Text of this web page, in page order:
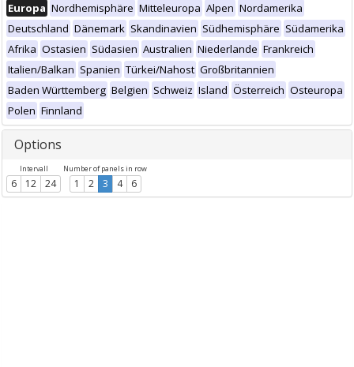
Europa Nordhemisphäre Mitteleuropa Alpen Nordamerika
Deutschland Dänemark Skandinavien Südhemisphäre Südamerika
Afrika Ostasien Südasien Australien Niederlande Frankreich
Italien/Balkan Spanien Türkei/Nahost Großbritannien
Baden Württemberg Belgien Schweiz Island Österreich Osteuropa
Polen Finnland
Options
Intervall
6 12 24
Number of panels in row
1 2 3 4 6